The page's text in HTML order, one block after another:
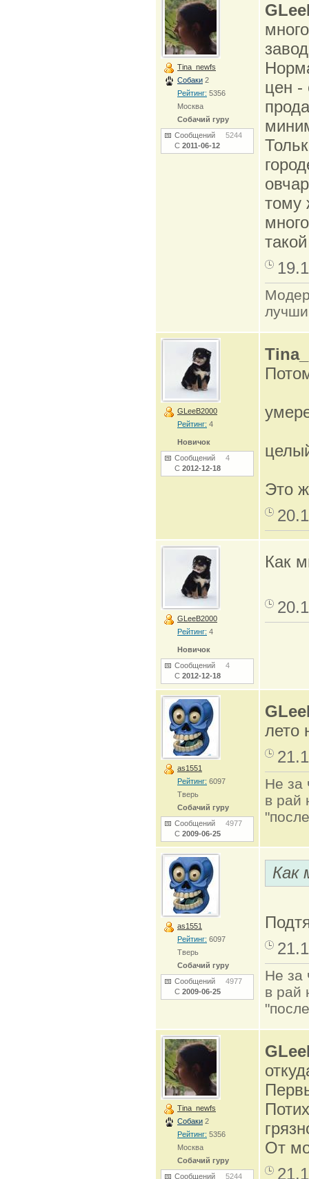
Tina_newfs
Собаки 2
Рейтинг: 5356
Москва
Собачий гуру
Сообщений 5244
С 2011-06-12
цен -
тому
GLeeB2000
Рейтинг: 4
Новичок
Сообщений 4
С 2012-12-18
Это
GLeeB2000
Рейтинг: 4
Новичок
Сообщений 4
С 2012-12-18
Как
as1551
Рейтинг: 6097
Тверь
Собачий гуру
Сообщений 4977
С 2009-06-25
лето
Не за
в рай
as1551
Рейтинг: 6097
Тверь
Собачий гуру
Сообщений 4977
С 2009-06-25
Как
Не за
в рай
Tina_newfs
Собаки 2
Рейтинг: 5356
Москва
Собачий гуру
Сообщений 5244
От